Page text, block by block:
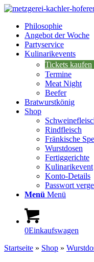
Philosophie
Angebot der Woche
Partyservice
Kulinarikevents
Tickets kaufen
Termine
Meat Night
Beefer
Bratwurstkönig
Shop
Rindfleisch
Fränkische
Wurstdosen
Fertiggerichte
Kulinarikevent
Konto-Details
Passwort
Menü Menü
0Einkaufswagen
Startseite » Shop »